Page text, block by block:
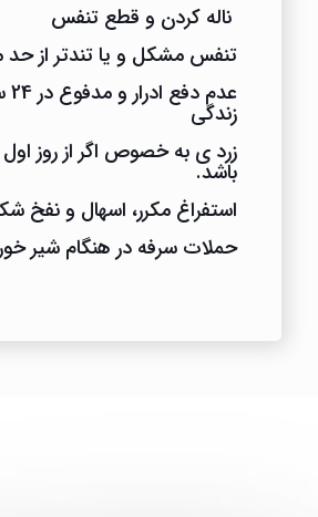
ناله کردن و قطع تنفس
تنفس مشکل و یا تندتر از حد
زندگی
زرد ی به خصوص اگر از روز
باشد.
استفراغ مکرر، اسهال و نفخ
حملات سرفه در هنگام شیر